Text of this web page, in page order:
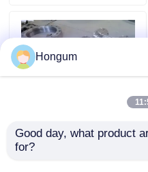
मामले
उद्धरण मांगें
उच्च दबाव अनुप्रयोगों के लिए
Hongum
Good day, what product
for?